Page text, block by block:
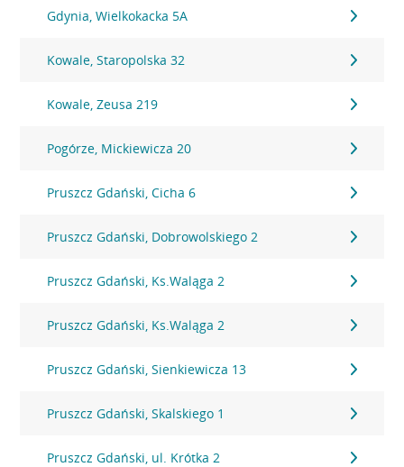
Gdynia, Wielkokacka 5A
Kowale, Staropolska 32
Kowale, Zeusa 219
Pogórze, Mickiewicza 20
Pruszcz Gdański, Cicha 6
Pruszcz Gdański, Dobrowolskiego 2
Pruszcz Gdański, Ks.Waląga 2
Pruszcz Gdański, Ks.Waląga 2
Pruszcz Gdański, Sienkiewicza 13
Pruszcz Gdański, Skalskiego 1
Pruszcz Gdański, ul. Krótka 2